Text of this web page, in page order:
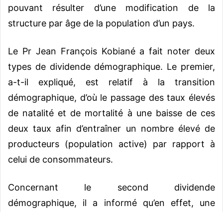
pouvant résulter d’une modification de la
structure par âge de la population d’un pays.
Le Pr Jean François Kobiané a fait noter deux
types de dividende démographique. Le premier,
a-t-il expliqué, est relatif à la transition
démographique, d’où le passage des taux élevés
de natalité et de mortalité à une baisse de ces
deux taux afin d’entraîner un nombre élevé de
producteurs (population active) par rapport à
celui de consommateurs.
Concernant le second dividende
démographique, il a informé qu’en effet, une